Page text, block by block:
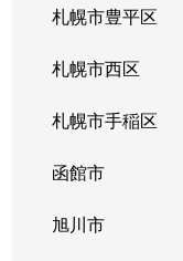
札幌市豊平区
札幌市西区
札幌市手稲区
函館市
旭川市